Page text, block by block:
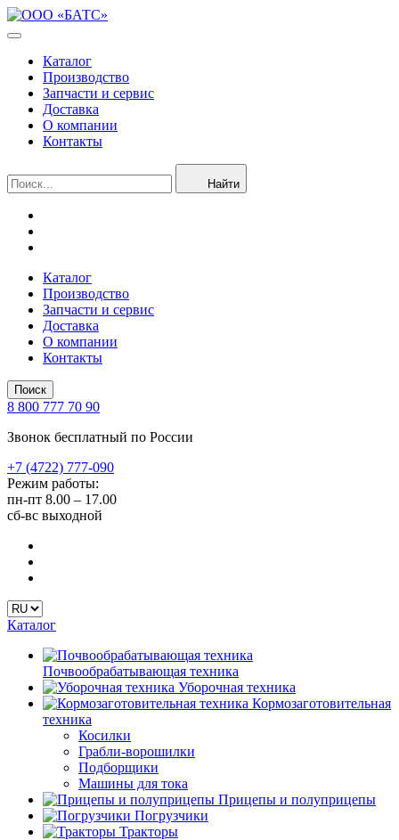
Каталог
Производство
Запчасти и сервис
Доставка
О компании
Контакты
Найти
Каталог
Производство
Запчасти и сервис
Доставка
О компании
Контакты
Поиск
8 800 777 70 90
Звонок бесплатный по России
+7 (4722) 777-090
Режим работы:
пн-пт 8.00 – 17.00
сб-вс выходной
Каталог
Почвообрабатывающая техника
Уборочная техника
Кормозаготовительная
техника
Косилки
Грабли-ворошилки
Подборщики
Машины для тока
Прицепы и полуприцепы
Погрузчики
Тракторы